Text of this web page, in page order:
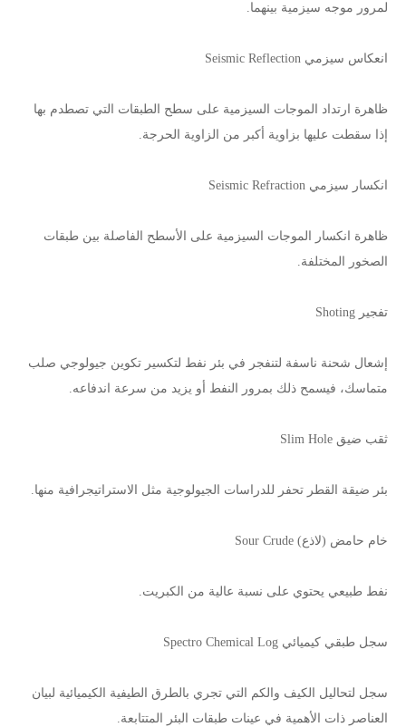
لمرور موجه سيزمية بينهما.
انعكاس سيزمي Seismic Reflection
ظاهرة ارتداد الموجات السيزمية على سطح الطبقات التي تصطدم بها
إذا سقطت عليها بزاوية أكبر من الزاوية الحرجة.
انكسار سيزمي Seismic Refraction
ظاهرة انكسار الموجات السيزمية على الأسطح الفاصلة بين طبقات
الصخور المختلفة.
تفجير Shoting
إشعال شحنة ناسفة لتنفجر في بئر نفط لتكسير تكوين جيولوجي صلب
متماسك، فيسمح ذلك بمرور النفط أو يزيد من سرعة اندفاعه.
ثقب ضيق Slim Hole
بئر ضيقة القطر تحفر للدراسات الجيولوجية مثل الاستراتيجرافية منها.
خام حامض (لاذع) Sour Crude
نفط طبيعي يحتوي على نسبة عالية من الكبريت.
سجل طبقي كيميائي Spectro Chemical Log
سجل لتحاليل الكيف والكم التي تجري بالطرق الطيفية الكيميائية لبيان
العناصر ذات الأهمية في عينات طبقات البئر المتتابعة.